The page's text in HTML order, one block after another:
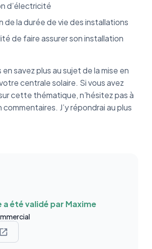
d’électricité
de la durée de vie des installations
de faire assurer son installation
savez plus au sujet de la mise en
centrale solaire. Si vous avez
cette thématique, n’hésitez pas à
commentaires. J’y répondrai au plus
été validé par Maxime